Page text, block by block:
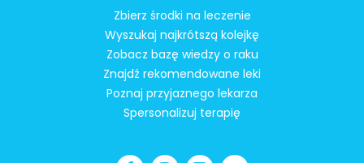
Zbierz środki na leczenie
Wyszukaj najkrótszą kolejkę
Zobacz bazę wiedzy o raku
Znajdź rekomendowane leki
Poznaj przyjaznego lekarza
Spersonalizuj terapię